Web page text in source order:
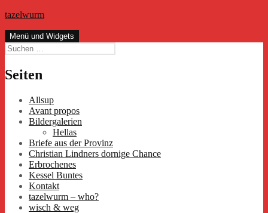
Zum
springen
tazelwurm
Menü und Widgets
Suchen
nach:
Seiten
Allsup
Avant propos
Bildergalerien
Hellas
Briefe aus der Provinz
Christian Lindners dornige Chance
Erbrochenes
Kessel Buntes
Kontakt
tazelwurm – who?
wisch & weg